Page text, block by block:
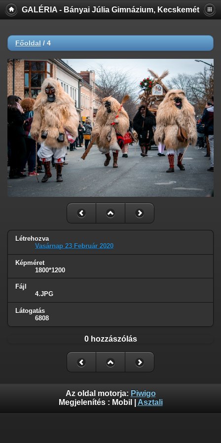
GALÉRIA - Bányai Júlia Gimnázium, Kecskemét
Főoldal / 4
Létrehozva
Vasárnap 23 Február 2020
Képméret
1800*1200
Fájl
4.JPG
Látogatás
6808
0 hozzászólás
Az oldal motorja: Piwigo
Megjelenítés : Mobil Asztali